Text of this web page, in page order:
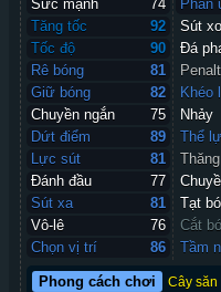
Sức mạnh
74
Tăng tốc
92
Tốc độ
90
Rê bóng
81
Giữ bóng
82
Chuyền ngắn
75
Dứt điểm
89
Lực sút
81
Đánh đầu
77
Sút xa
81
Vô-lê
76
Chọn vị trí
86
Phản
Sút
Đá
Khéo
Nhảy
Thể
Tạt
Cắt
Tầm
Phong cách chơi Cây săn